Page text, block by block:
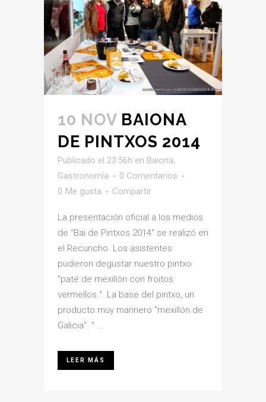
10 NOV BAIONA
DE PINTXOS 2014
Publicado el 23:56h en Baiona,
Gastronomía
0 Comentarios
0 Me gusta Compartir
La presentación oficial a los medios
de "Bai de Pintxos 2014" se realizó en
el Recuncho. Los asistentes
pudieron degustar nuestro pintxo
"paté de mexillón con froitos
vermellos ". La base del pintxo, un
producto muy marinero "mexillón de
Galicia". " ...
LEER MÁS